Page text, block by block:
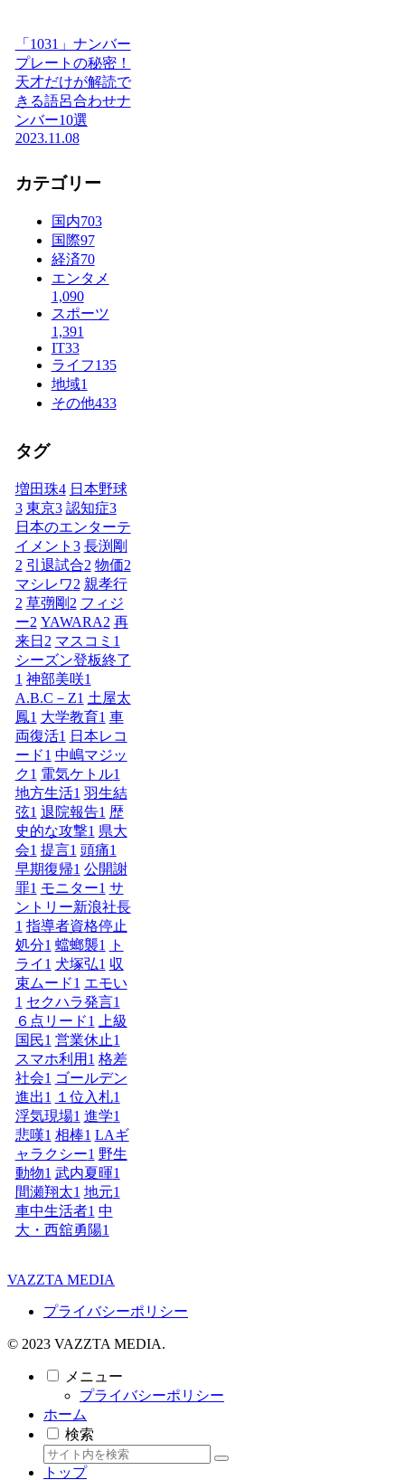
「1031」ナンバー
プレートの秘密！
天才だけが解読で
きる語呂合わせナ
ンバー10選
2023.11.08
カテゴリー
国内703
国際97
経済70
エンタメ
1,090
スポーツ
1,391
IT33
ライフ135
地域1
その他433
タグ
増田珠4 日本野球
3 東京3 認知症3
日本のエンターテ
イメント 3 長渕剛
2 引退試合2 物価2
マシレワ2 親孝行
2 草彅剛 2 フィジ
ー2 YAWARA2 再
来日 2 マスコミ 1
シーズン登板終了
1 神部美咲1
A.B.C－Z1 土屋太
鳳1 大学教育1 車
両復活1 日本レコ
ード1 中嶋マジッ
ク1 電気ケトル1
地方生活1 羽生結
弦1 退院報告1 歴
史的な攻撃1 県大
会1 提言1 頭痛1
早期復帰1 公開謝
罪1 モニター1 サ
ントリー新浪社長
1 指導者資格停止
処分1 蟷螂襲1
ト
ライ 1 犬塚弘1 収
束ムード1 エモい
1 セクハラ発言1
６点リード1
上級
国民1 営業休止1
スマホ利用 1 格差
社会1 ゴールデン
進出1 １位入札1
浮気現場1 進学1
悲嘆1 相棒1 LAギ
ャラクシー1 野生
動物1 武内夏暉1
間瀬翔太1 地元1
車中生活者1 中
大・西舘勇陽1
VAZZTA MEDIA
プライバシーポリシー
© 2023 VAZZTA MEDIA.
メニュー
プライバシーポリシー
ホーム
検索
トップ